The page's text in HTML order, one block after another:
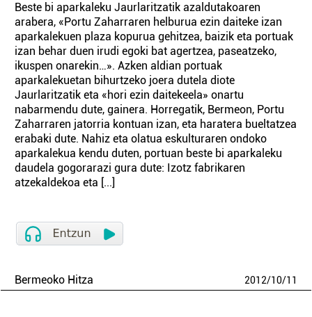
Beste bi aparkaleku Jaurlaritzatik azaldutakoaren
arabera, «Portu Zaharraren helburua ezin daiteke izan
aparkalekuen plaza kopurua gehitzea, baizik eta portuak
izan behar duen irudi egoki bat agertzea, paseatzeko,
ikuspen onarekin…». Azken aldian portuak
aparkalekuetan bihurtzeko joera dutela diote
Jaurlaritzatik eta «hori ezin daitekeela» onartu
nabarmendu dute, gainera. Horregatik, Bermeon, Portu
Zaharraren jatorria kontuan izan, eta haratera bueltatzea
erabaki dute. Nahiz eta olatua eskulturaren ondoko
aparkalekua kendu duten, portuan beste bi aparkaleku
daudela gogorarazi gura dute: Izotz fabrikaren
atzekaldekoa eta [...]
Bermeoko Hitza 2012/10/11